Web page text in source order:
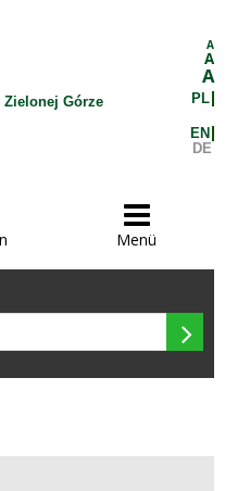
Zielonej Górze
A
A
A
PL
EN
DE

Menü
